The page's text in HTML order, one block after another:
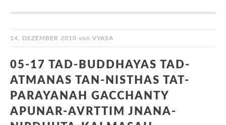
14. DEZEMBER 2010 von VYASA
05-17 TAD-BUDDHAYAS TAD-
ATMANAS TAN-NISTHAS TAT-
PARAYANAH GACCHANTY
APUNAR-AVRTTIM JNANA-